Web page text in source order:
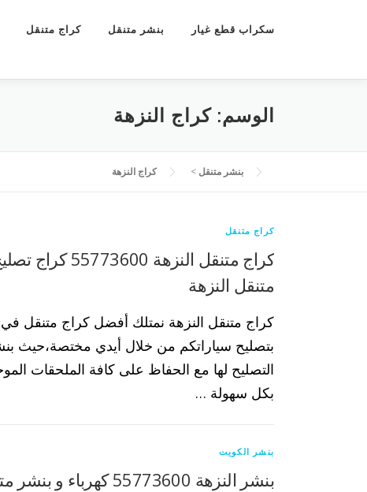
كراج متنقل بنشر متنقل سكراب قطع غيار
الوسم:كراج النزهة
بنشر متنقل > كراج النزهة
كراج متنقل
كراج متنقل النزهة
متنقل النزهة
كراج متنقل النزهة نمتلك أفضل كراج متنقل في
بتصليح سياراتكم من خلال أيدي مختصة،حيث
التصليح لها مع الحفاظ على كافة الملحقات
بكل سهولة …
بنشر الكويت
بنشر النزهة 55773600 كهرباء و بنشر متنقل النزهة